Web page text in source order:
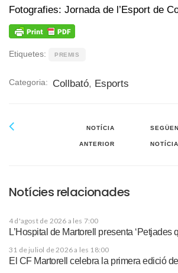
Fotografies: Jornada de l’Esport de
Etiquetes: PREMIS
Categoria: Collbató, Esports
NOTÍCIA
ANTERIOR NOTÍCIA
Notícies relacionades
4 d'agost de 2026 a les 7:00
L’Hospital de Martorell presenta ‘Petjades
31 de juliol de 2026 a les 18:00
El CF Martorell celebra la primera edició